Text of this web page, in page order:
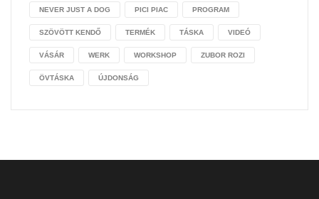
NEVER JUST A DOG PICI PIAC PROGRAM
SZÖVÖTT KENDŐ TERMÉK TÁSKA VIDEÓ
VÁSÁR WERK WORKSHOP ZUBOR ROZI
ÖVTÁSKA ÚJDONSÁG